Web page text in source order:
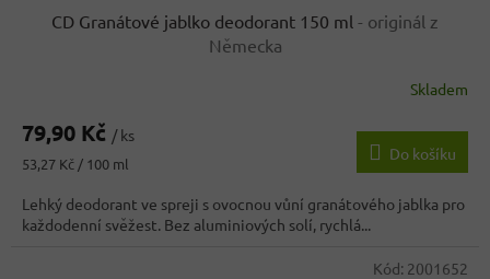
CD Granátové jablko deodorant 150 ml - originál z
Německa
produktu
3,9
z
5
hvězdiček.
Skladem
79,90 Kč / ks
Měrná
53,27 Kč / 100 ml
Do košíku
Lehký deodorant ve spreji s ovocnou vůní granátového jablka pro
každodenní svěžest. Bez aluminiových solí, rychlá...
Kód: 2001652